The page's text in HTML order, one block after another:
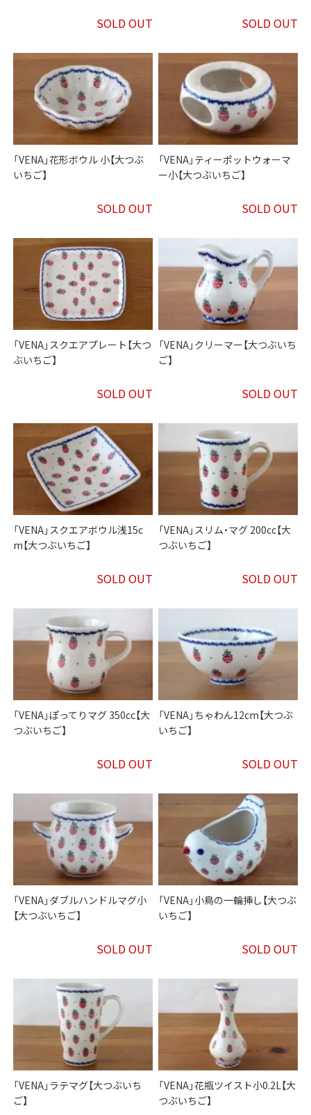
SOLD OUT SOLD OUT
「VENA」花形ボウル 小【大つぶ
いちご】
SOLD OUT
「VENA」ティーポットウォーマ
ー小【大つぶいちご】
SOLD OUT
「VENA」スクエアプレート【大つ
ぶいちご】
SOLD OUT
「VENA」クリーマー【大つぶいち
ご】
SOLD OUT
「VENA」スクエアボウル浅15c
m【大つぶいちご】
SOLD OUT
「VENA」スリム・マグ 200cc【大
つぶいちご】
SOLD OUT
「VENA」ぽってりマグ 350cc【大
つぶいちご】
SOLD OUT
「VENA」ちゃわん12cm【大つぶ
いちご】
SOLD OUT
「VENA」ダブルハンドルマグ小
【大つぶいちご】
SOLD OUT
「VENA」小鳥の一輪挿し【大つぶ
いちご】
SOLD OUT
「VENA」ラテマグ【大つぶいち
ご】
「VENA」花瓶ツイスト小0.2L【大
つぶいちご】